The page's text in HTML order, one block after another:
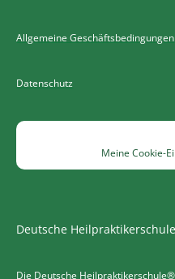
Allgemeine Geschäftsbedingungen
Datenschutz
Meine Cookie-
Deutsche
Die Deutsche